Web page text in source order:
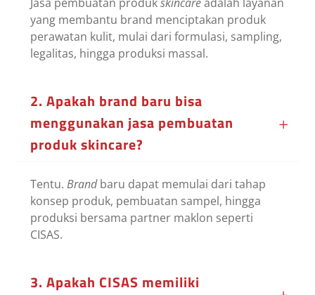
Jasa pembuatan produkskincareadalah layanan
yang membantu brand menciptakan produk
perawatan kulit, mulai dari formulasi, sampling,
legalitas, hingga produksi massal.
2. Apakah brand baru bisa
menggunakan jasa pembuatan
produk skincare?
Tentu.Brandbaru dapat memulai dari tahap
konsep produk, pembuatan sampel, hingga
produksi bersama partner maklon seperti
CISAS.
3. Apakah CISAS memiliki